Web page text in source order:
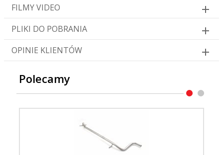
FILMY VIDEO
PLIKI DO POBRANIA
OPINIE KLIENTÓW
Polecamy